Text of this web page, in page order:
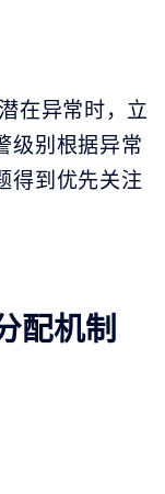
在异常时，立
级别根据异常
得到优先关注
配机制